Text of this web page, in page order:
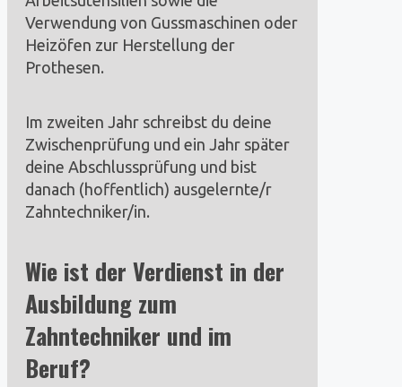
Verwendung von Gussmaschinen oder
Heizöfen zur Herstellung der
Prothesen.
Im zweiten Jahr schreibst du deine
Zwischenprüfung und ein Jahr später
deine Abschlussprüfung und bist
danach (hoffentlich) ausgelernte/r
Zahntechniker/in.
Wie ist der Verdienst in der
Ausbildung zum
Zahntechniker und im
Beruf?